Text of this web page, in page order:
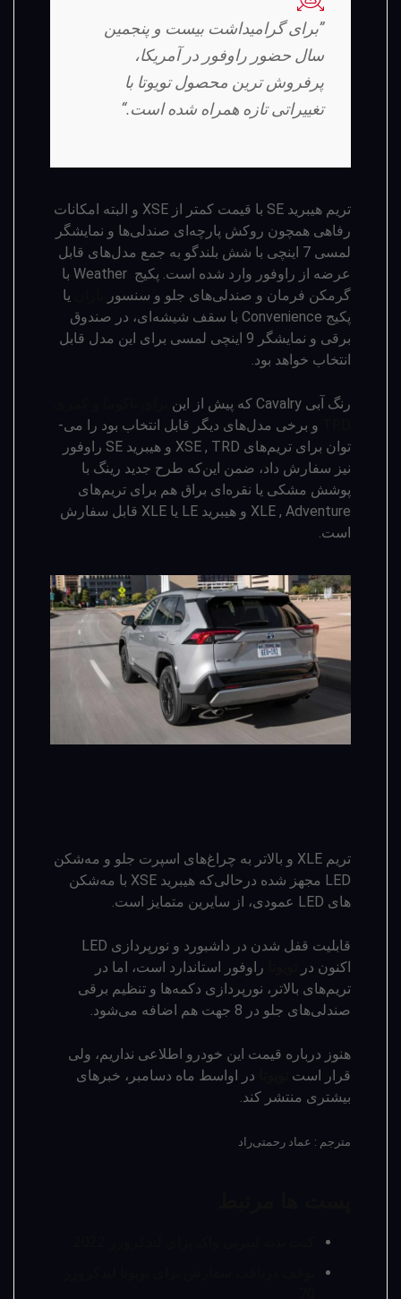
”برای گرامیداشت بیست و پنجمین
سال حضور راوفور در آمریکا،
پرفروش ترین محصول تویوتا با
تغییراتی تازه همراه شده است.“
تریم هیبرید SE با قیمت کمتر از XSE و البته امکانات
رفاهی همچون روکش پارچه‌­ای صندلی­‌ها و نمایشگر
لمسی 7 اینچی با شش بلندگو به جمع مدل‌های قابل
عرضه از راوفور وارد شده است. پکیج Weather با
گرمکن فرمان و صندلی­‌های جلو و سنسور
یا
پکیج Convenience با سقف شیشه‌­ای، در صندوق
برقی و نمایشگر 9 اینچی لمسی برای این مدل قابل
انتخاب خواهد بود.
رنگ آبی Cavalry که پیش از این
و برخی مدل‌های دیگر قابل انتخاب بود را می‌­
توان برای تریم‌های XSE , TRD و هیبرید SE راوفور
نیز سفارش داد، ضمن­ این‌که طرح جدید رینگ با
پوشش مشکی یا نقره­‌ای براق هم برای تریم‌های
XLE , Adventure و هیبرید LE یا XLE قابل سفارش
است.
تریم XLE و بالاتر به چراغ‌های اسپرت جلو و مه‌شکن
LED مجهز شده درحالی‌که هیبرید XSE با مه­‌شکن­‌
های LED عمودی، از سایرین متمایز است.
قابلیت قفل شدن در داشبورد و نورپردازی LED
اکنون در
راوفور استاندارد است، اما در
تریم‌های بالاتر، نورپردازی دکمه­‌ها و تنظیم برقی
صندلی­‌های جلو در 8 جهت هم اضافه می­‌شود.
هنوز درباره قیمت این خودرو اطلاعی نداریم، ولی
قرار است
در اواسط ماه دسامبر، خبرهای
بیشتری منتشر کند.
مترجم : عماد رحمتی‌راد